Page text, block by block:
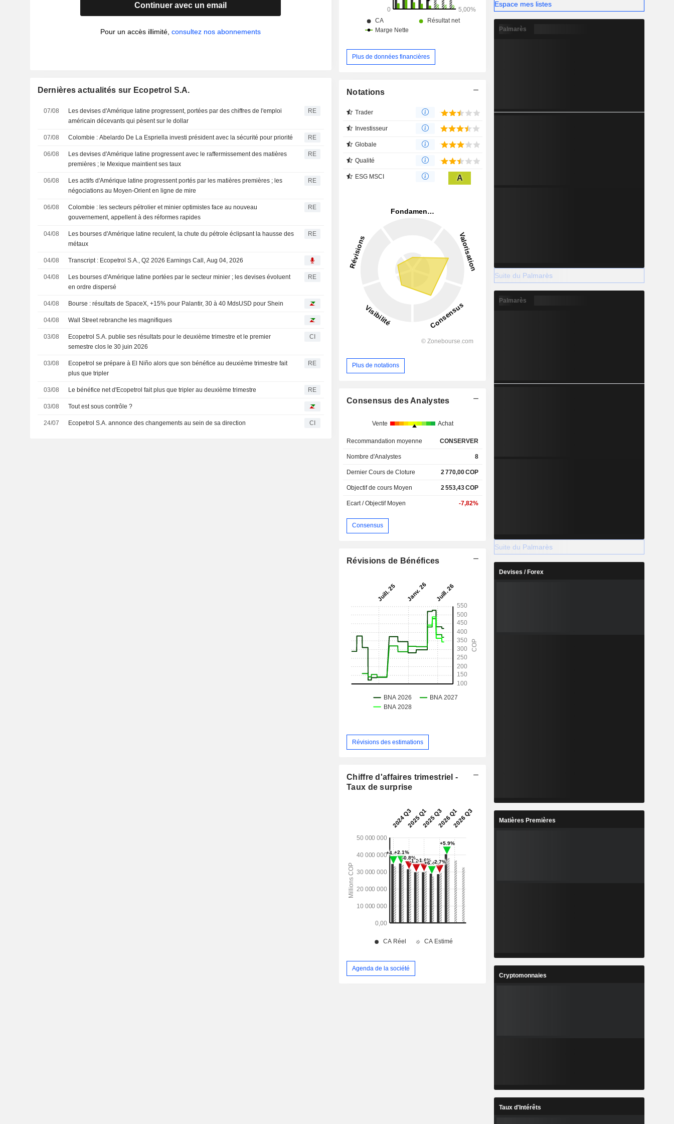
Continuer avec un email
Pour un accès illimité,consultez nos abonnements
Dernières actualités sur Ecopetrol S.A.
07/08
Les devises d'Amérique latine progressent, portées par des chiffres de l'emploi
américain décevants qui pèsent sur le dollar
RE
07/08 Colombie : Abelardo De La Espriella investi président avec la sécurité pour priorité RE
06/08
Les devises d'Amérique latine progressent avec le raffermissement des matières
premières ; le Mexique maintient ses taux
RE
06/08
Les actifs d'Amérique latine progressent portés par les matières premières ; les
négociations au Moyen-Orient en ligne de mire
RE
06/08
Colombie : les secteurs pétrolier et minier optimistes face au nouveau
gouvernement, appellent à des réformes rapides
RE
04/08
Les bourses d'Amérique latine reculent, la chute du pétrole éclipsant la hausse des
métaux
RE
04/08 Transcript : Ecopetrol S.A., Q2 2026 Earnings Call, Aug 04, 2026
04/08
Les bourses d'Amérique latine portées par le secteur minier ; les devises évoluent
en ordre dispersé
RE
04/08 Bourse : résultats de SpaceX, +15% pour Palantir, 30 à 40 MdsUSD pour Shein
04/08 Wall Street rebranche les magnifiques
03/08
Ecopetrol S.A. publie ses résultats pour le deuxième trimestre et le premier
semestre clos le 30 juin 2026
CI
03/08
Ecopetrol se prépare à El Niño alors que son bénéfice au deuxième trimestre fait
plus que tripler
RE
03/08 Le bénéfice net d'Ecopetrol fait plus que tripler au deuxième trimestre RE
03/08 Tout est sous contrôle ?
24/07 Ecopetrol S.A. annonce des changements au sein de sa direction CI
Plus de données financières
Notations
Trader
Investisseur
Globale
Qualité
ESG MSCI A
Plus de notations
Consensus des Analystes
Vente Achat
Recommandation moyenne CONSERVER
Nombre d'Analystes 8
Dernier Cours de Cloture 2 770,00COP
Objectif de cours Moyen 2 553,43COP
Ecart / Objectif Moyen -7,82%
Consensus
Révisions de Bénéfices
Révisions des estimations
Chiffre d'affaires trimestriel -
Taux de surprise
Agenda de la société
Espace mes listes
Palmarès
Suite du Palmarès
Palmarès
Suite du Palmarès
Devises / Forex
Matières Premières
Cryptomonnaies
Taux d'Intérêts